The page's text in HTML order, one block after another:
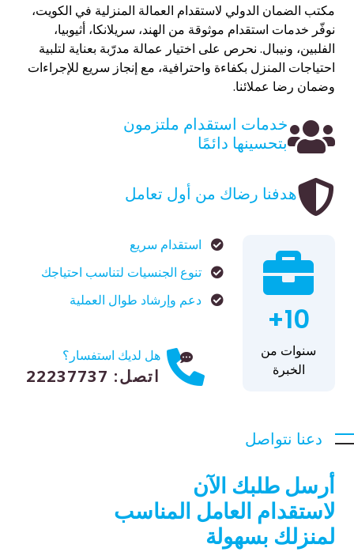
مكتب الضمان الدولي لاستقدام العمالة المنزلية في الكويت،
نوفّر خدمات استقدام موثوقة من الهند، سريلانكا، أثيوبيا،
الفلبين، ونيبال. نحرص على اختيار عمالة مدرّبة بعناية لتلبية
احتياجات المنزل بكفاءة واحترافية، مع إنجاز سريع للإجراءات
وضمان رضا عملائنا.
خدمات استقدام ملتزمون
بتحسينها دائمًا
هدفنا رضاك من أول تعامل
10+
سنوات من
الخبرة
استقدام سريع
تنوع الجنسيات لتناسب احتياجك
دعم وإرشاد طوال العملية
هل لديك استفسار؟
اتصل: 22237737
دعنا نتواصل
أرسل طلبك الآن
لاستقدام العامل المناسب
لمنزلك بسهولة